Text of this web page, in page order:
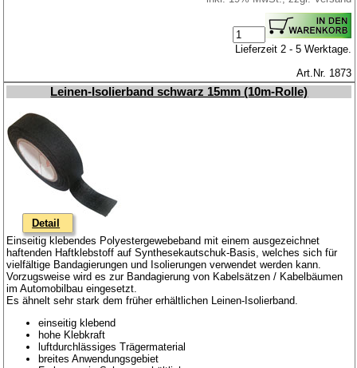
Lieferzeit 2 - 5 Werktage.
Art.Nr. 1873
Leinen-Isolierband schwarz 15mm (10m-Rolle)
Detail
Einseitig klebendes Polyestergewebeband mit einem ausgezeichnet
haftenden Haftklebstoff auf Synthesekautschuk-Basis, welches sich für
vielfältige Bandagierungen und Isolierungen verwendet werden kann.
Vorzugsweise wird es zur Bandagierung von Kabelsätzen / Kabelbäumen
im Automobilbau eingesetzt.
Es ähnelt sehr stark dem früher erhältlichen Leinen-Isolierband.
einseitig klebend
hohe Klebkraft
luftdurchlässiges Trägermaterial
breites Anwendungsgebiet